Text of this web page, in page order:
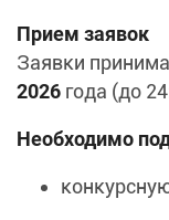
Прием заявок
Заявки
2026 года (до
Необходимо